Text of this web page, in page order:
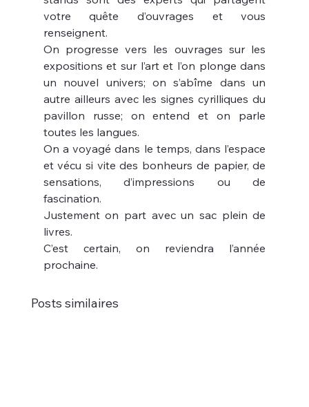
votre quête d’ouvrages et vous
renseignent.
On progresse vers les ouvrages sur les
expositions et sur l’art et l’on plonge dans
un nouvel univers; on s’abîme dans un
autre ailleurs avec les signes cyrilliques du
pavillon russe; on entend et on parle
toutes les langues.
On a voyagé dans le temps, dans l’espace
et vécu si vite des bonheurs de papier, de
sensations, d’impressions ou de
fascination.
Justement on part avec un sac plein de
livres.
C’est certain, on reviendra l’année
prochaine.
Posts similaires